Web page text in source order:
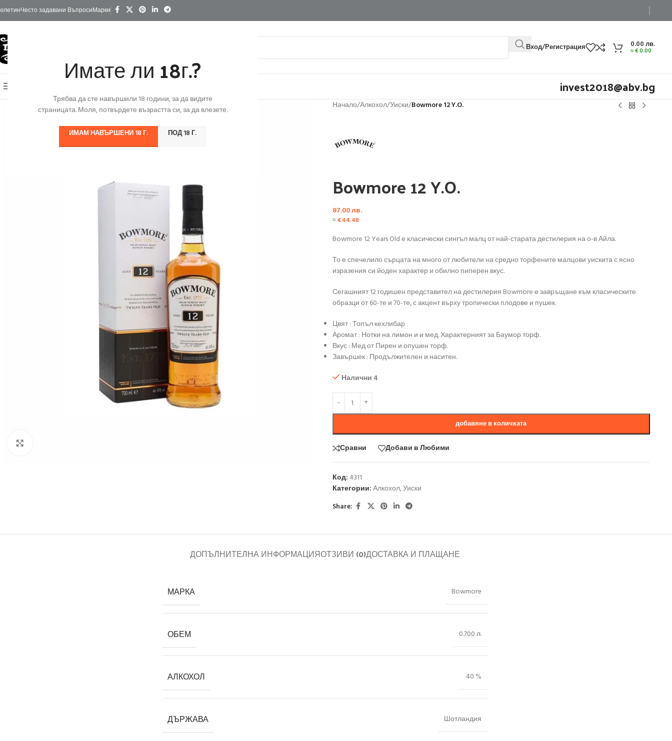
Имате ли 18г.?
Трябва да сте навършили 18 години, за да видите
страницата. Моля, потвърдете възрастта си, за да влезете.
ИМАМ НАВЪРШЕНИ 18 Г. ПОД 18 Г.
Често задавани ВъпросиМарки
Вход/Регистрация 0.00лв.
≈€0.00
invest2018@abv.bg
Начало/Алкохол/Уиски/Bowmore 12 Y.O.
Bowmore 12 Y.O.
87.00лв.
≈€44.48
Bowmore 12 Years Old е класически сингъл малц от най-старата дестилерия на о-в Айла.
То е спечелило сърцата на много от любители на средно торфените малцови уискита с ясно
изразения си йоден характер и обилно пиперен вкус.
Сегашният 12 годишен представител на дестилерия Bowmore е завръщане към класическите
образци от 60-те и 70-те, с акцент върху тропически плодове и пушек.
Цвят : Топъл кехлибар
Аромат : Нотки на лимон и и мед. Характерният за Баумор торф.
Вкус : Мед от Пирен и опушен торф.
Завършек : Продължителен и наситен.
Налични 4
добавяне в количката
Сравни Добави в Любими
Код: 4311
Категории:Алкохол,Уиски
Share:
ДОПЪЛНИТЕЛНА ИНФОРМАЦИЯОТЗИВИ (0)ДОСТАВКА И ПЛАЩАНЕ
МАРКА Bowmore
ОБЕМ 0.700 л.
АЛКОХОЛ 40 %
ДЪРЖАВА Шотландия